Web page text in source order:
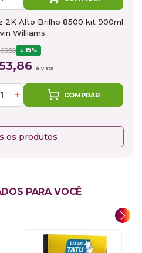
2K Alto Brilho 8500 kit 900ml
Williams
15%
à vista
+ COMPRAR
os produtos
PARA VOCÊ